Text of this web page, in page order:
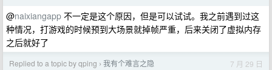
@naixiangapp 不一定是这个原因，但是可以试试。我之前遇到过这
种情况，打游戏的时候预到大场景就掉帧严重，后来关闭了虚拟内存
之后就好了
Replied to a topic by qping › 我有个难言之隐 7 月 29 日